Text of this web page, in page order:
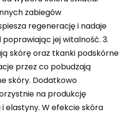
zabiegów
regenerację i nadaje
jej witalność. 3.
skórę oraz tkanki podskórne
przez co pobudzają
skóry. Dodatkowo
na produkcję
elastyny. W efekcie skóra